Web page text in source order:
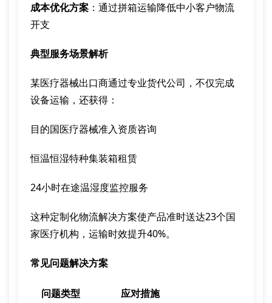
成本优化方案 ：通过拼箱运输降低中小客户物流
开支
典型服务场景解析
某医疗器械出口商通过专业货代公司，不仅完成
设备运输，还获得：
目的国医疗器械准入资质咨询
恒温恒湿特种集装箱租赁
24小时在途温湿度监控服务
这种定制化物流解决方案使产品准时送达23个国
家医疗机构，运输时效提升40%。
常见问题解决方案
问题类型
应对措施